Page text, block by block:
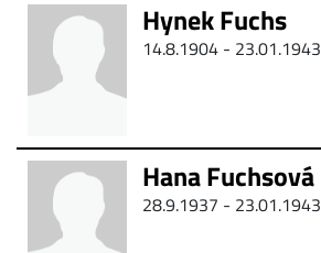
Hynek Fuchs
14.8.1904 - 23.01.1943
Hana Fuchsová
28.9.1937 - 23.01.1943